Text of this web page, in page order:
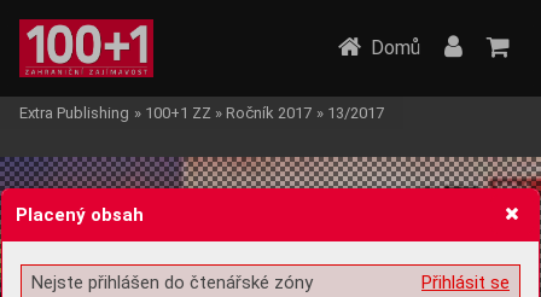
Domů
Extra Publishing » 100+1 ZZ » Ročník 2017 » 13/2017
Placený obsah
Přihlásit se
Nejste přihlášen do čtenářské zóny